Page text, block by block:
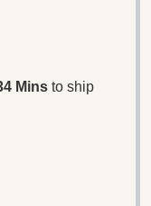
Minsto ship
DUOS VOL. 2:
OF FLUTE